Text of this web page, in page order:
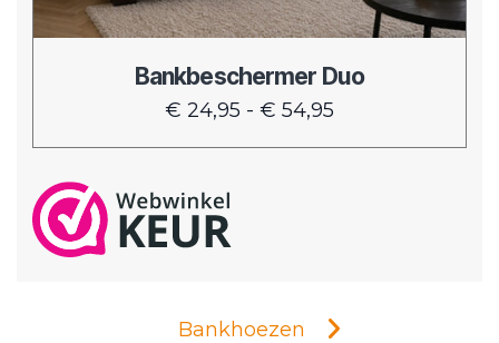
Bankbeschermer Duo
€ 24,95 - € 54,95
worden
op
Bankhoezen